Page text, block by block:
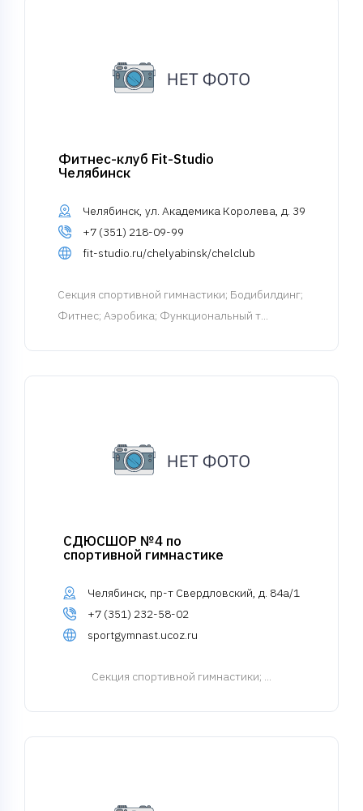
Фитнес-клуб Fit-Studio
Челябинск
Челябинск, ул. Академика Королева, д. 39
+7 (351) 218-09-99
fit-studio.ru/chelyabinsk/chelclub
Cекция спортивной гимнастики; Бодибилдинг;
Фитнес; Аэробика; Функциональный т...
СДЮСШОР №4 по
спортивной гимнастике
Челябинск, пр-т Свердловский, д. 84а/1
+7 (351) 232-58-02
sportgymnast.ucoz.ru
Cекция спортивной гимнастики; ...